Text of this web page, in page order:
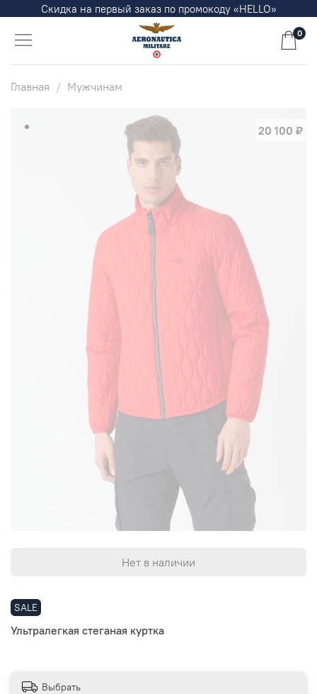
Скидка на первый заказ по промокоду «HELLO»
0
Главная Мужчинам
SALE
Ультралегкая стеганая куртка
20 100 ₽
Нет в наличии
Выбрать